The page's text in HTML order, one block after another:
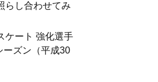
らし合わせてみ
ケート 強化選手
ーズン（平成30